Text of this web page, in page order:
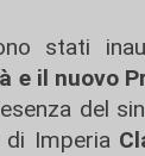
stati
e il nuovo
del
di Imperia